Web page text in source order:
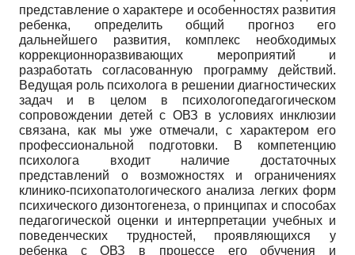
представление о характере и особенностях развития
ребенка, определить общий прогноз его
дальнейшего развития, комплекс необходимых
коррекционно­развивающих мероприятий и
разработать согласованную программу действий.
Ведущая роль психолога в решении диагностических
задач и в целом в психолого­педагогическом
сопровождении детей с ОВЗ в условиях инклюзии
связана, как мы уже отмечали, с характером его
профессиональной подготовки. В компетенцию
психолога входит наличие достаточных
представлений о возможностях и ограничениях
клинико-психопатологического анализа легких форм
психического дизонтогенеза, о принципах и способах
педагогической оценки и интерпретации учебных и
поведенческих трудностей, проявляющихся у
ребенка с ОВЗ в процессе его обучения и